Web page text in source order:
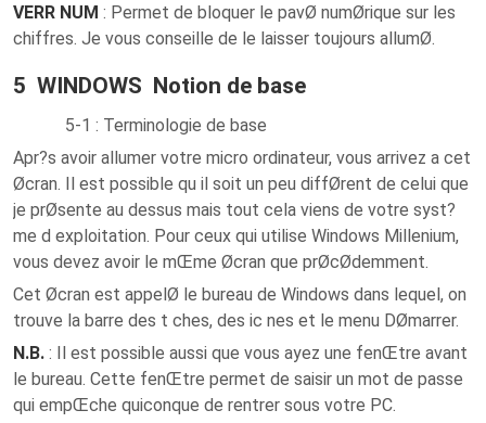
VERR NUM : Permet de bloquer le pavØ numØrique sur les
chiffres. Je vous conseille de le laisser toujours allumØ.
5 WINDOWS Notion de base
5-1 : Terminologie de base
Apr?s avoir allumer votre micro ordinateur, vous arrivez a cet
Øcran. Il est possible qu il soit un peu diffØrent de celui que
je prØsente au dessus mais tout cela viens de votre syst?
me d exploitation. Pour ceux qui utilise Windows Millenium,
vous devez avoir le mŒme Øcran que prØcØdemment.
Cet Øcran est appelØ le bureau de Windows dans lequel, on
trouve la barre des t ches, des ic nes et le menu DØmarrer.
N.B. : Il est possible aussi que vous ayez une fenŒtre avant
le bureau. Cette fenŒtre permet de saisir un mot de passe
qui empŒche quiconque de rentrer sous votre PC.